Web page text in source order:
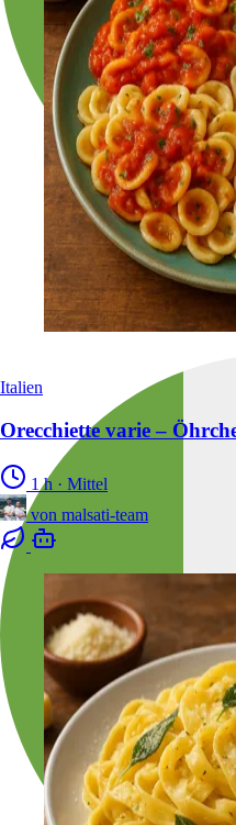
Italien
Orecchiette varie –
1 h · Mittel
von malsati-team